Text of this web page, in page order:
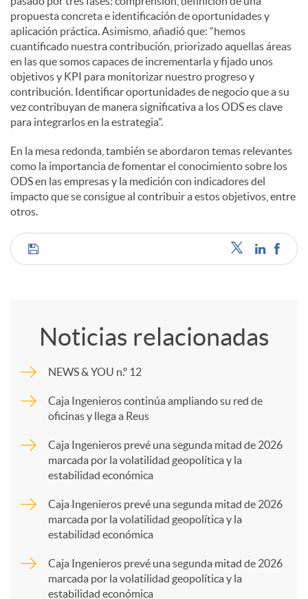
propuesta concreta e identificación de oportunidades y
aplicación práctica. Asimismo, añadió que: “hemos
cuantificado nuestra contribución, priorizado aquellas áreas
en las que somos capaces de incrementarla y fijado unos
objetivos y KPI para monitorizar nuestro progreso y
contribución. Identificar oportunidades de negocio que a su
vez contribuyan de manera significativa a los ODS es clave
para integrarlos en la estrategia”.
En la mesa redonda, también se abordaron temas relevantes
como la importancia de fomentar el conocimiento sobre los
ODS en las empresas y la medición con indicadores del
impacto que se consigue al contribuir a estos objetivos, entre
otros.
C
p
a
Noticias relacionadas
NEWS & YOU n.º 12
Caja Ingenieros continúa ampliando su red de
oficinas y llega a Reus
Caja Ingenieros prevé una segunda mitad de 2026
marcada por la volatilidad geopolítica y la
estabilidad económica
Caja Ingenieros prevé una segunda mitad de 2026
marcada por la volatilidad geopolítica y la
estabilidad económica
Caja Ingenieros prevé una segunda mitad de 2026
marcada por la volatilidad geopolítica y la
estabilidad económica